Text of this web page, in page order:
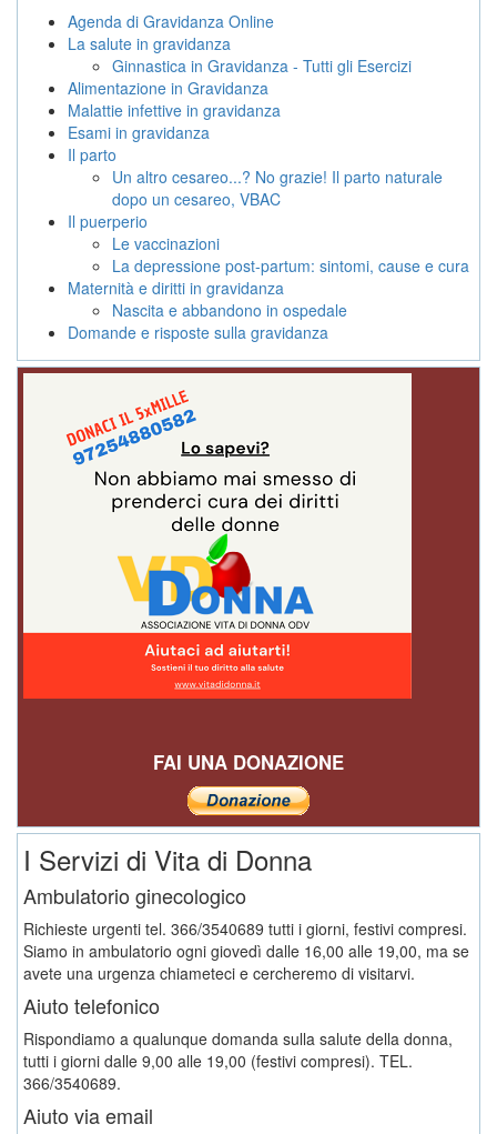
Agenda di Gravidanza Online
La salute in gravidanza
Ginnastica in Gravidanza - Tutti gli Esercizi
Alimentazione in Gravidanza
Malattie infettive in gravidanza
Esami in gravidanza
Il parto
Un altro cesareo...? No grazie! Il parto naturale
dopo un cesareo, VBAC
Il puerperio
Le vaccinazioni
La depressione post-partum: sintomi, cause e cura
Maternità e diritti in gravidanza
Nascita e abbandono in ospedale
Domande e risposte sulla gravidanza
FAI UNA DONAZIONE
I Servizi di Vita di Donna
Ambulatorio ginecologico
Richieste urgenti tel. 366/3540689 tutti i giorni, festivi compresi.
Siamo in ambulatorio ogni giovedì dalle 16,00 alle 19,00, ma se
avete una urgenza chiameteci e cercheremo di visitarvi.
Aiuto telefonico
Rispondiamo a qualunque domanda sulla salute della donna,
tutti i giorni dalle 9,00 alle 19,00 (festivi compresi). TEL.
366/3540689.
Aiuto via email